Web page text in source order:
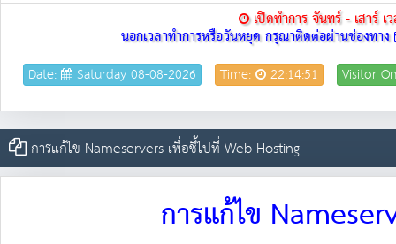
เปิดทำการ จันทร์ - เสาร์
นอกเวลาทำการหรือวันหยุด กรุณาติดต่อผ่านช่องทาง
Date: Saturday 08-08-2026 Time: 22:14:51 Visitor
การแก้ไข Nameservers เพื่อชี้ไปที่ Web Hosting
การแก้ไข